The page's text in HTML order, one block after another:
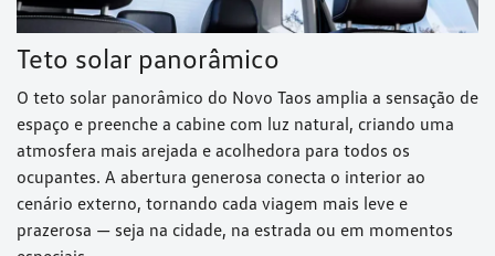
Teto solar panorâmico
O teto solar panorâmico do Novo Taos amplia a sensação de
espaço e preenche a cabine com luz natural, criando uma
atmosfera mais arejada e acolhedora para todos os
ocupantes. A abertura generosa conecta o interior ao
cenário externo, tornando cada viagem mais leve e
prazerosa — seja na cidade, na estrada ou em momentos